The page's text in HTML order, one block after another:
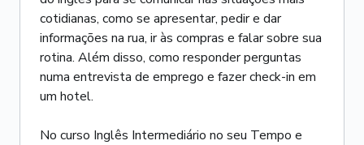
cotidianas, como se apresentar, pedir e dar
informações na rua, ir às compras e falar sobre sua
rotina. Além disso, como responder perguntas
numa entrevista de emprego e fazer check-in em
um hotel.
No curso Inglês Intermediário no seu Tempo e